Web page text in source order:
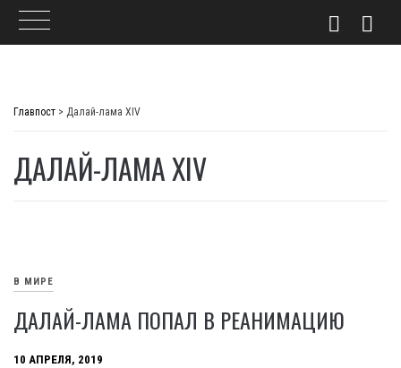
Главпост > Далай-лама XIV
ДАЛАЙ-ЛАМА XIV
В МИРЕ
ДАЛАЙ-ЛАМА ПОПАЛ В РЕАНИМАЦИЮ
10 АПРЕЛЯ, 2019